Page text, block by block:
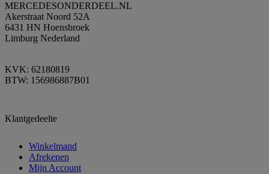
MERCEDESONDERDEEL.NL
Akerstraat Noord 52A
6431 HN Hoensbroek
Limburg Nederland
KVK: 62180819
BTW: 156986887B01
Klantgedeelte
Winkelmand
Afrekenen
Mijn Account